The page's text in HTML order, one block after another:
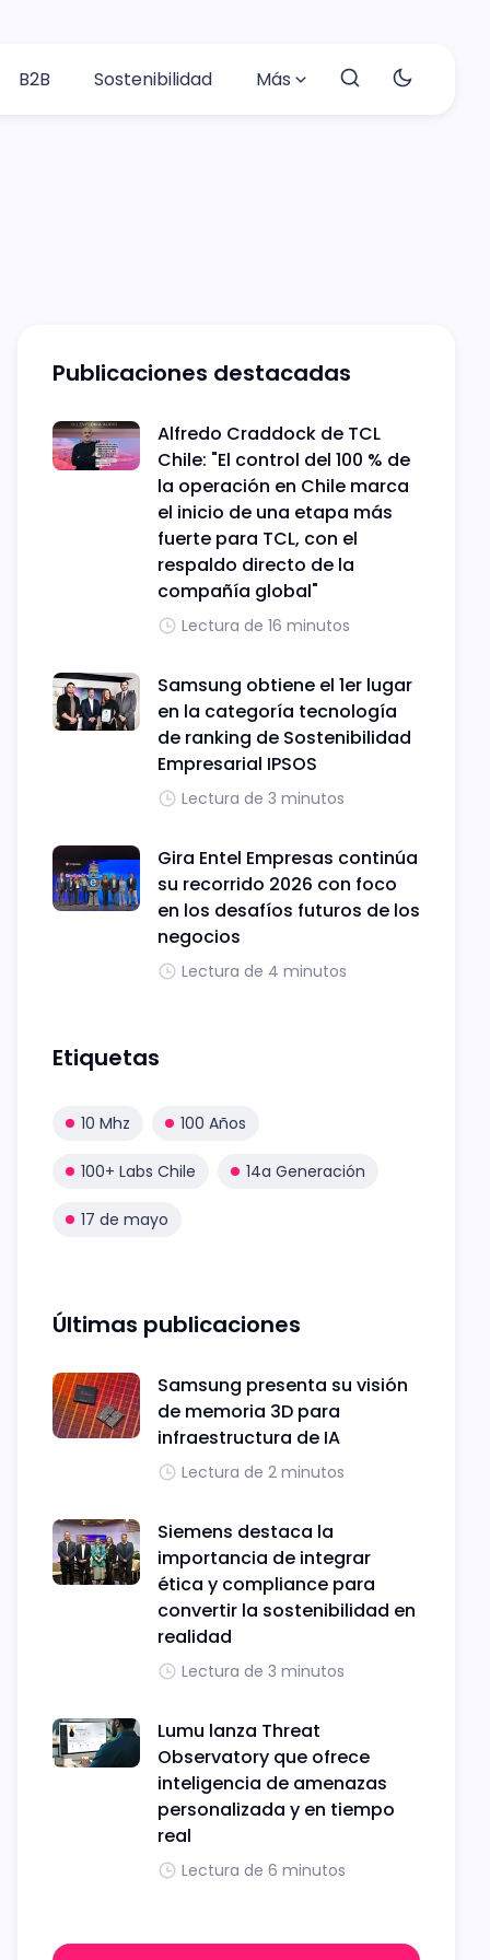
B2B Sostenibilidad Más
Publicaciones destacadas
Alfredo Craddock de TCL
Chile: "El control del 100 % de
la operación en Chile marca
el inicio de una etapa más
fuerte para TCL, con el
respaldo directo de la
compañía global"
Lectura de 16 minutos
Samsung obtiene el 1er lugar
en la categoría tecnología
de ranking de Sostenibilidad
Empresarial IPSOS
Lectura de 3 minutos
Gira Entel Empresas continúa
su recorrido 2026 con foco
en los desafíos futuros de los
negocios
Lectura de 4 minutos
Etiquetas
10 Mhz 100 Años
100+ Labs Chile 14a Generación
17 de mayo
Últimas publicaciones
Samsung presenta su visión
de memoria 3D para
infraestructura de IA
Lectura de 2 minutos
Siemens destaca la
importancia de integrar
ética y compliance para
convertir la sostenibilidad en
realidad
Lectura de 3 minutos
Lumu lanza Threat
Observatory que ofrece
inteligencia de amenazas
personalizada y en tiempo
real
Lectura de 6 minutos